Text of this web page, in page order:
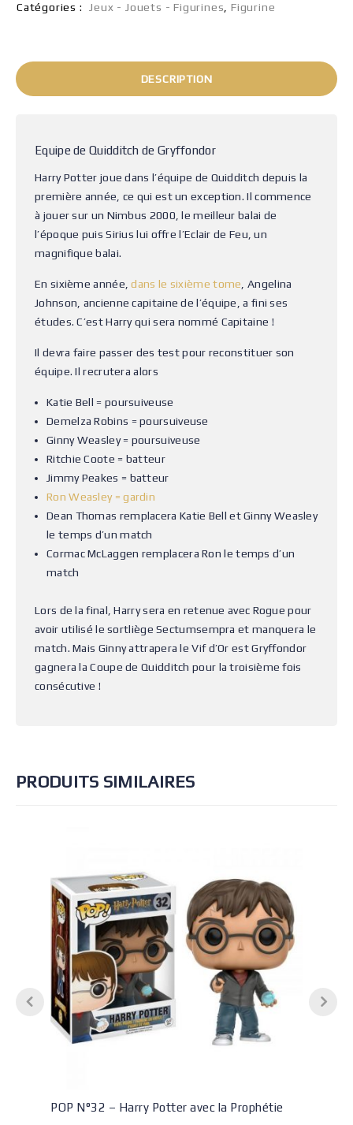
Catégories :
Jeux - Jouets - Figurines ,Figurine
DESCRIPTION
Equipe de Quidditch de Gryffondor
Harry Potter joue dans l’équipe de Quidditch depuis la
première année, ce qui est un exception. Il commence
à jouer sur un Nimbus 2000, le meilleur balai de
l’époque puis Sirius lui offre l’Eclair de Feu, un
magnifique balai.
En sixième année,dans le sixième tome , Angelina
Johnson, ancienne capitaine de l’équipe, a fini ses
études. C’est Harry qui sera nommé Capitaine !
Il devra faire passer des test pour reconstituer son
équipe. Il recrutera alors
Katie Bell = poursuiveuse
Demelza Robins = poursuiveuse
Ginny Weasley = poursuiveuse
Ritchie Coote = batteur
Jimmy Peakes = batteur
Ron Weasley = gardin
Dean Thomas remplacera Katie Bell et Ginny Weasley
le temps d’un match
Cormac McLaggen remplacera Ron le temps d’un
match
Lors de la final, Harry sera en retenue avec Rogue pour
avoir utilisé le sortliège Sectumsempra et manquera le
match. Mais Ginny attrapera le Vif d’Or est Gryffondor
gagnera la Coupe de Quidditch pour la troisième fois
consécutive !
PRODUITS SIMILAIRES
POP N°32 – Harry Potter avec la Prophétie